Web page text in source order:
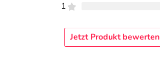
1
Jetzt Produkt bewerten